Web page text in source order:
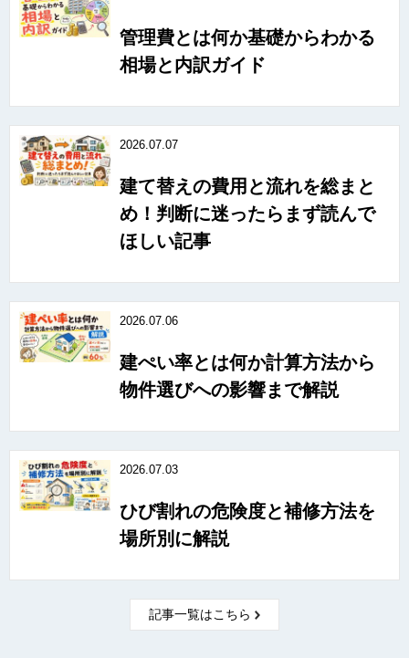
管理費とは何か基礎からわかる
相場と内訳ガイド
2026.07.07
建て替えの費用と流れを総まと
め！判断に迷ったらまず読んで
ほしい記事
2026.07.06
建ぺい率とは何か計算方法から
物件選びへの影響まで解説
2026.07.03
ひび割れの危険度と補修方法を
場所別に解説
記事一覧はこちら